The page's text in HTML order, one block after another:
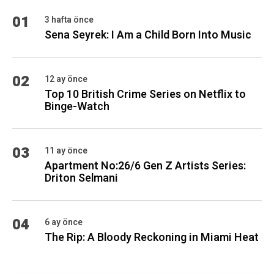
01 3 hafta önce
Sena Seyrek: I Am a Child Born Into Music
02 12 ay önce
Top 10 British Crime Series on Netflix to
Binge-Watch
03 11 ay önce
Apartment No:26/6 Gen Z Artists Series:
Driton Selmani
04 6 ay önce
The Rip: A Bloody Reckoning in Miami Heat